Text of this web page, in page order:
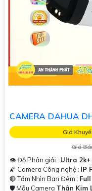
CAMERA DAHUA
Giá
Giá
👁 Độ Phân giải : Ultra 2k+
🌠 Camera Công nghệ : IP
🔴 Tầm Nhìn Ban Đêm :
🛡 Mẫu Camera Thân Kim